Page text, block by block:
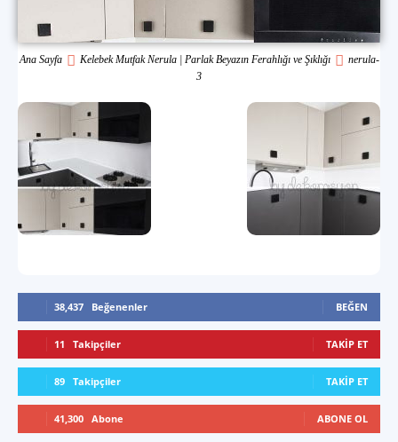
Ana Sayfa Kelebek Mutfak Nerula | Parlak Beyazın Ferahlığı ve Şıklığı
nerula-
3
38,437 Beğenenler BEĞEN
11 Takipçiler TAKIP ET
89 Takipçiler TAKIP ET
41,300 Abone ABONE OL